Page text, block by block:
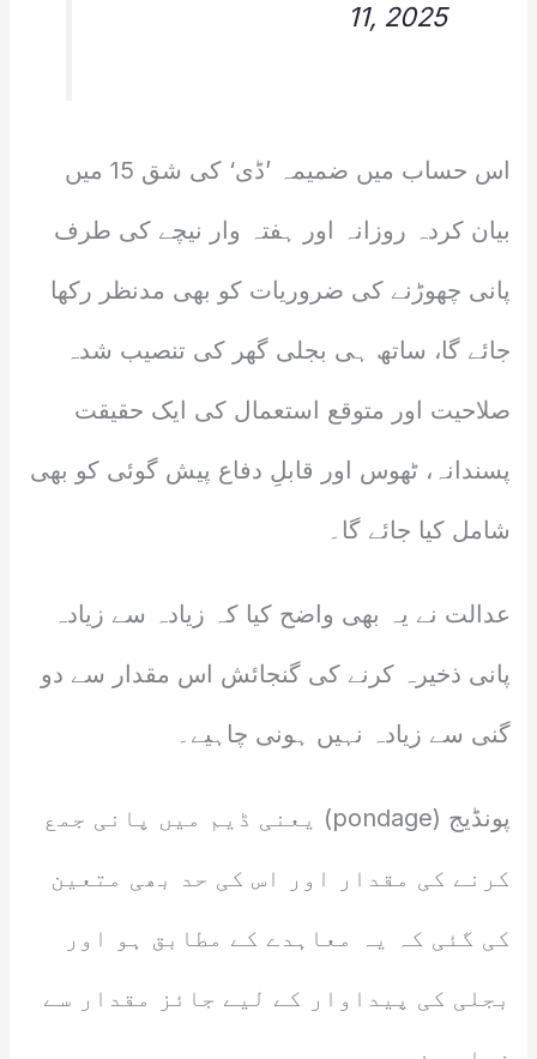
11, 2025
اس حساب میں ضمیمہ ’ڈی‘ کی شق 15 میں
بیان کردہ روزانہ اور ہفتہ وار نیچے کی طرف
پانی چھوڑنے کی ضروریات کو بھی مدنظر رکھا
جائے گا، ساتھ ہی بجلی گھر کی تنصیب شدہ
صلاحیت اور متوقع استعمال کی ایک حقیقت
پسندانہ، ٹھوس اور قابلِ دفاع پیش گوئی کو بھی
شامل کیا جائے گا۔
عدالت نے یہ بھی واضح کیا کہ زیادہ سے زیادہ
پانی ذخیرہ کرنے کی گنجائش اس مقدار سے دو
گنی سے زیادہ نہیں ہونی چاہیے۔
پونڈیج (pondage) یعنی ڈیم میں پانی جمع
کرنے کی مقدار اور اس کی حد بھی متعین
کی گئی کہ یہ معاہدے کے مطابق ہو اور
بجلی کی پیداوار کے لیے جائز مقدار سے